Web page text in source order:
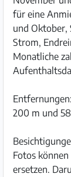
für eine
und Oktober,
Strom,
Monatliche
200 m und
Fotos
ersetzen.